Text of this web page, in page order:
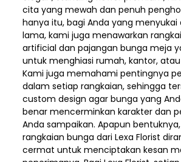
cita yang mewah dan penuh
hanya itu, bagi Anda yang menyukai
lama, kami juga menawarkan
artificial dan pajangan bunga meja
untuk menghiasi rumah, kantor,
Kami juga memahami pentingnya
dalam setiap rangkaian, sehingga
custom design agar bunga yang
benar mencerminkan karakter dan
Anda sampaikan. Apapun
rangkaian bunga dari Lexa Florist
cermat untuk menciptakan kesan